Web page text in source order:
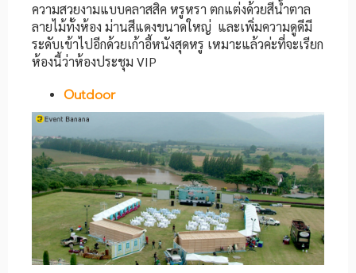
ความสวยงามแบบคลาสสิค หรูหรา ตกแต่งด้วยสีน้ำตาล
ลายไม้ทั้งห้อง ม่านสีแดงขนาดใหญ่ และเพิ่มความดูดีมี
ระดับเข้าไปอีกด้วยเก้าอี้หนังสุดหรู เหมาะแล้วค่ะที่จะเรียก
ห้องนี้ว่าห้องประชุม VIP
Outdoor